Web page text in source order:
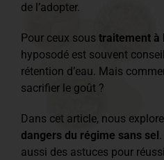
de l’adopter.
Pour ceux sous traitement à
hyposodé est souvent
rétention d’eau. Mais
sacrifier le goût ?
Dans cet article, nous
dangers du régime sans sel
aussi des astuces pour